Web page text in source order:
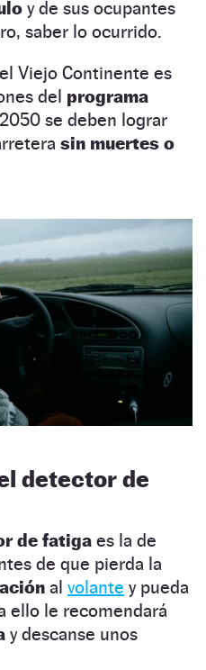
y de sus ocupantes
saber lo ocurrido.
Viejo Continente es
del programa
se deben lograr
sin muertes o
detector de
de fatiga es la de
de que pierda la
al volante y pueda
ello le recomendará
y descanse unos